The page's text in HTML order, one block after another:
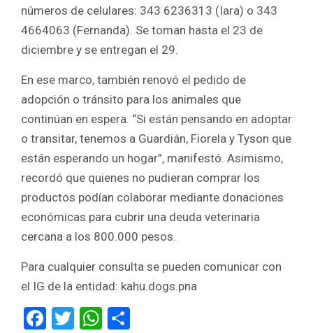
números de celulares: 343 6236313 (Iara) o 343
4664063 (Fernanda). Se toman hasta el 23 de
diciembre y se entregan el 29.
En ese marco, también renovó el pedido de
adopción o tránsito para los animales que
continúan en espera. “Si están pensando en adoptar
o transitar, tenemos a Guardián, Fiorela y Tyson que
están esperando un hogar”, manifestó. Asimismo,
recordó que quienes no pudieran comprar los
productos podían colaborar mediante donaciones
económicas para cubrir una deuda veterinaria
cercana a los 800.000 pesos.
Para cualquier consulta se pueden comunicar con
el IG de la entidad: kahu.dogs.pna
F
T
W